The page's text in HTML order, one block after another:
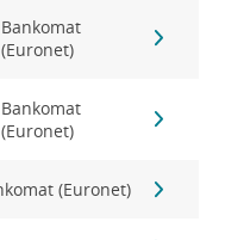
Bankomat
(Euronet)
Bankomat
(Euronet)
(Euronet)